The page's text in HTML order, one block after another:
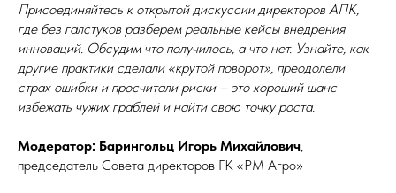
Присоединяйтесь к открытой дискуссии директоров АПК,
где без галстуков разберем реальные кейсы внедрения
инноваций. Обсудим что получилось, а что нет. Узнайте, как
другие практики сделали «крутой поворот», преодолели
страх ошибки и просчитали риски – это хороший шанс
избежать чужих граблей и найти свою точку роста.
Модератор: Барингольц Игорь Михайлович,
председатель Совета директоров ГК «РМ Агро»